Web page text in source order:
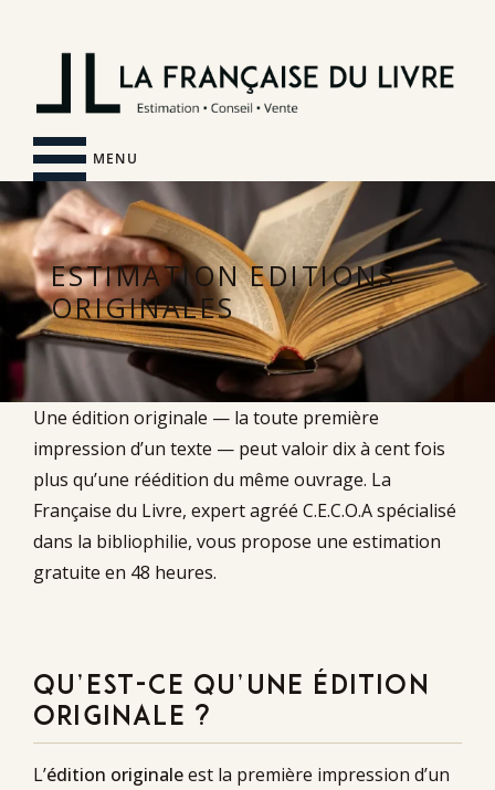
MENU
ESTIMATION EDITIONS
ORIGINALES
Une édition originale — la toute première
impression d’un texte — peut valoir dix à cent fois
plus qu’une réédition du même ouvrage. La
Française du Livre, expert agréé C.E.C.O.A spécialisé
dans la bibliophilie, vous propose une estimation
gratuite en 48 heures.
QU’EST-CE QU’UNE ÉDITION
ORIGINALE ?
L’édition originaleest la première impression d’un